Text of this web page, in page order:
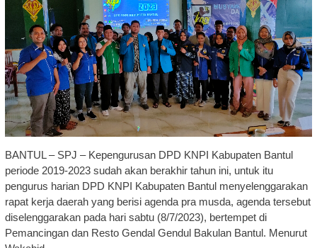
BANTUL – SPJ – Kepengurusan DPD KNPI Kabupaten Bantul
periode 2019-2023 sudah akan berakhir tahun ini, untuk itu
pengurus harian DPD KNPI Kabupaten Bantul menyelenggarakan
rapat kerja daerah yang berisi agenda pra musda, agenda tersebut
diselenggarakan pada hari sabtu (8/7/2023), bertempet di
Pemancingan dan Resto Gendal Gendul Bakulan Bantul. Menurut